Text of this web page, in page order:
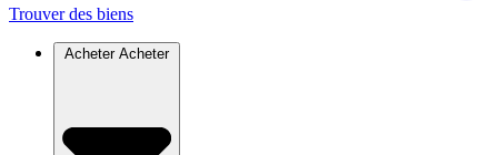
Trouver des biens
Acheter Acheter